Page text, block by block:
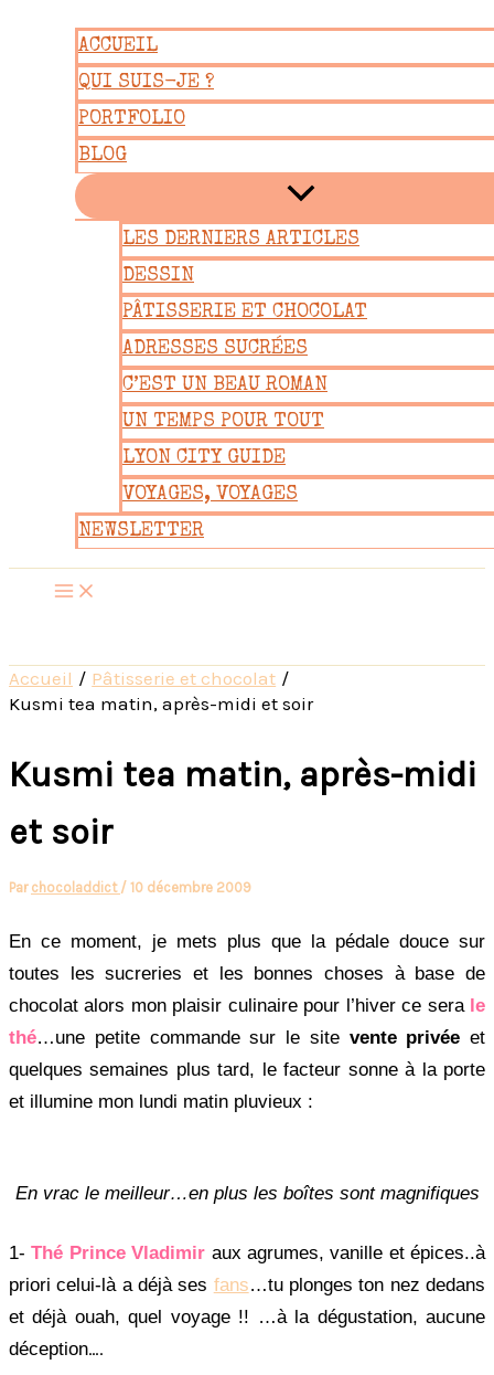
contenu
ACCUEIL
QUI SUIS-JE ?
PORTFOLIO
BLOG
LES DERNIERS ARTICLES
DESSIN
PÂTISSERIE ET CHOCOLAT
ADRESSES SUCRÉES
C’EST UN BEAU ROMAN
UN TEMPS POUR TOUT
LYON CITY GUIDE
VOYAGES, VOYAGES
NEWSLETTER
Accueil
Pâtisserie et chocolat
Kusmi tea matin, après-midi et soir
Kusmi tea matin, après-midi
et soir
Par chocoladdict / 10 décembre 2009
En ce moment, je mets plus que la pédale douce sur
toutes les sucreries et les bonnes choses à base de
chocolat alors mon plaisir culinaire pour l’hiver ce sera le
thé…une petite commande sur le sitevente privée et
quelques semaines plus tard, le facteur sonne à la porte
et illumine mon lundi matin pluvieux :
En vrac le meilleur…en plus les boîtes sont magnifiques
1-Thé Prince Vladimir aux agrumes, vanille et épices..à
priori celui-là a déjà ses fans…tu plonges ton nez dedans
et déjà ouah, quel voyage !! …à la dégustation, aucune
déception….